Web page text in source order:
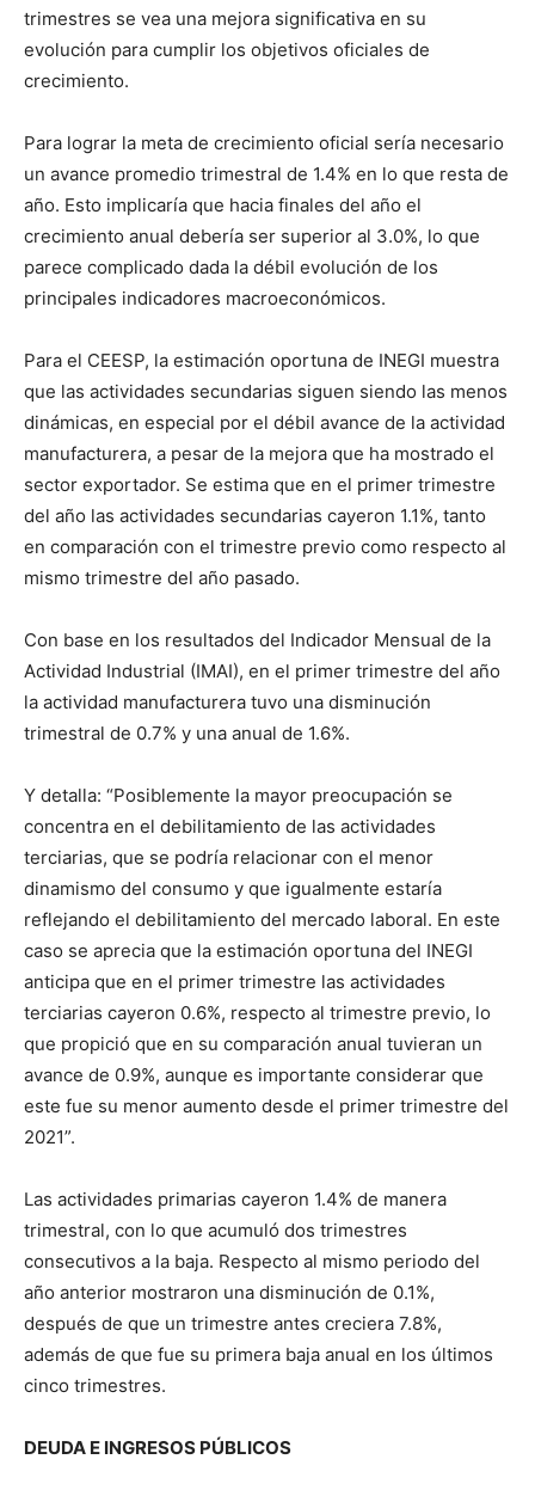
trimestres se vea una mejora significativa en su
evolución para cumplir los objetivos oficiales de
crecimiento.
Para lograr la meta de crecimiento oficial sería necesario
un avance promedio trimestral de 1.4% en lo que resta de
año. Esto implicaría que hacia finales del año el
crecimiento anual debería ser superior al 3.0%, lo que
parece complicado dada la débil evolución de los
principales indicadores macroeconómicos.
Para el CEESP, la estimación oportuna de INEGI muestra
que las actividades secundarias siguen siendo las menos
dinámicas, en especial por el débil avance de la actividad
manufacturera, a pesar de la mejora que ha mostrado el
sector exportador. Se estima que en el primer trimestre
del año las actividades secundarias cayeron 1.1%, tanto
en comparación con el trimestre previo como respecto al
mismo trimestre del año pasado.
Con base en los resultados del Indicador Mensual de la
Actividad Industrial (IMAI), en el primer trimestre del año
la actividad manufacturera tuvo una disminución
trimestral de 0.7% y una anual de 1.6%.
Y detalla: “Posiblemente la mayor preocupación se
concentra en el debilitamiento de las actividades
terciarias, que se podría relacionar con el menor
dinamismo del consumo y que igualmente estaría
reflejando el debilitamiento del mercado laboral. En este
caso se aprecia que la estimación oportuna del INEGI
anticipa que en el primer trimestre las actividades
terciarias cayeron 0.6%, respecto al trimestre previo, lo
que propició que en su comparación anual tuvieran un
avance de 0.9%, aunque es importante considerar que
este fue su menor aumento desde el primer trimestre del
2021”.
Las actividades primarias cayeron 1.4% de manera
trimestral, con lo que acumuló dos trimestres
consecutivos a la baja. Respecto al mismo periodo del
año anterior mostraron una disminución de 0.1%,
después de que un trimestre antes creciera 7.8%,
además de que fue su primera baja anual en los últimos
cinco trimestres.
DEUDA E INGRESOS PÚBLICOS